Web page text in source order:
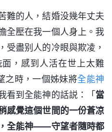
難的人，結婚没幾年丈夫
全壓在我一個人身上。我
受盡别人的冷眼與欺凌，
，感到人活在世上太難
之時，一個姊妹將全能神
看到全能神的話説：「當
感覺這個世間的一份蒼凉
全能神——守望者隨時都